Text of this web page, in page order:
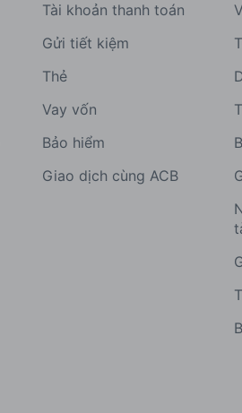
Tài khoản thanh toán
Gửi tiết kiệm
Thẻ
Vay vốn
Bảo hiểm
Giao dịch cùng ACB